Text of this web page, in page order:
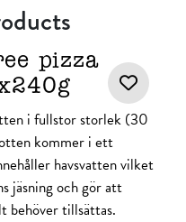
pizza
i fullstor storlek (30
kommer i ett
havsvatten vilket
jäsning och gör att
behöver tillsättas.